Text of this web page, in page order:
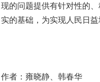
现的问题提供有针对性的
实的基础，为实现人民日
作者：雍晓静、韩春华